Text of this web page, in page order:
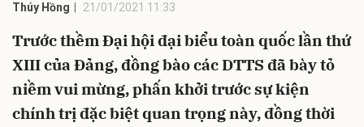
Thúy Hồng 21/01/2021 11:33
Trước thềm Đại hội đại biểu toàn quốc lần thứ
XIII của Đảng, đồng bào các DTTS đã bày tỏ
niềm vui mừng, phấn khởi trước sự kiện
chính trị đặc biệt quan trọng này, đồng thời
Hủy Gửi